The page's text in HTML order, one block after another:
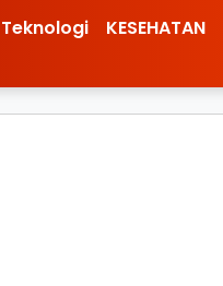
Teknologi KESEHATAN